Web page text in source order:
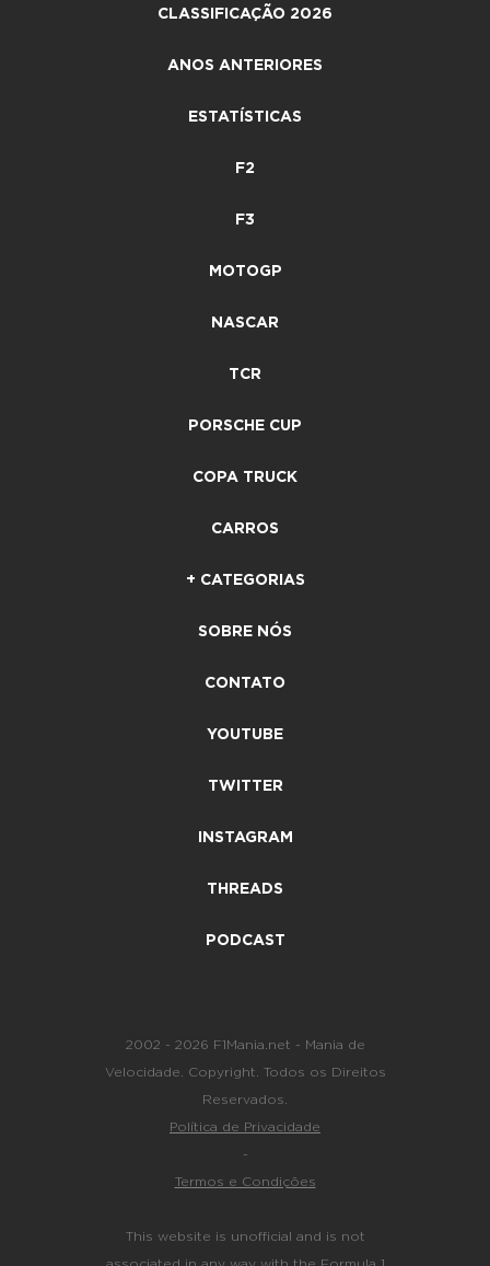
CLASSIFICAÇÃO 2026
ANOS ANTERIORES
ESTATÍSTICAS
F2
F3
MOTOGP
NASCAR
TCR
PORSCHE CUP
COPA TRUCK
CARROS
+ CATEGORIAS
SOBRE NÓS
CONTATO
YOUTUBE
TWITTER
INSTAGRAM
THREADS
PODCAST
2002 - 2026 F1Mania.net - Mania de
Velocidade. Copyright. Todos os Direitos
Reservados.
Política de Privacidade
-
Termos e Condições
This website is unofficial and is not